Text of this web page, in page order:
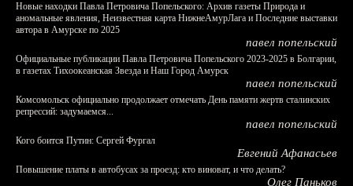
Новые находки Павла Петровича Попельского: Архив газеты Природа и
аномальные явления, Неизвестная карта НижнеАмурЛага и Последние выставки
автора в Амурске по 2025
павел попельский
Официальные публикации Павла Петровича Попельского 2023-2025 в Болгарии,
в газетах Тихоокеанская Звезда и Наш Город Амурск
павел попельский
Комсомольск официально продолжает отмечать День памяти жертв сталинских
репрессий: задумаемся...
павел попельский
Кого боится Путин: Сергей Фургал
Евгений Афанасьев
Повышение платы в автобусах за проезд: кто виноват, и что делать?
Олег Паньков